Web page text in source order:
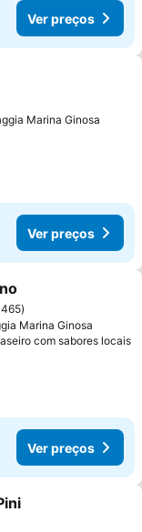
Ver preços
favoritos
Marina Ginosa
Ver preços
favoritos
465
Marina Ginosa
com sabores locais
Ver preços
favoritos